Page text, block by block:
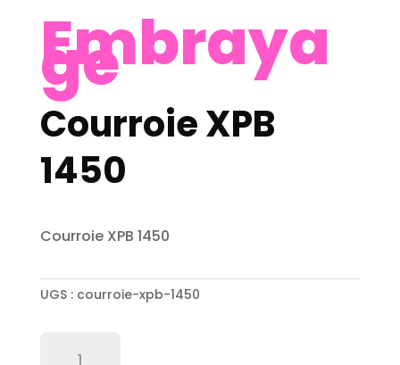
Embraya
ge
Courroie XPB
1450
Courroie XPB 1450
UGS : courroie-xpb-1450